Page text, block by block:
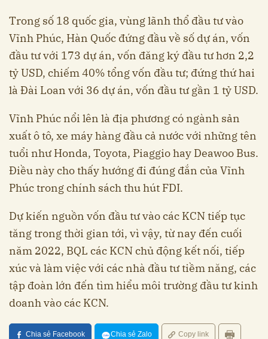
Trong số 18 quốc gia, vùng lãnh thổ đầu tư vào
Vĩnh Phúc, Hàn Quốc đứng đầu về số dự án, vốn
đầu tư với 173 dự án, vốn đăng ký đầu tư hơn 2,2
tỷ USD, chiếm 40% tổng vốn đầu tư; đứng thứ hai
là Đài Loan với 36 dự án, vốn đầu tư gần 1 tỷ USD.
Vĩnh Phúc nổi lên là địa phương có ngành sản
xuất ô tô, xe máy hàng đầu cả nước với những tên
tuổi như Honda, Toyota, Piaggio hay Deawoo Bus.
Điều này cho thấy hướng đi đúng đắn của Vĩnh
Phúc trong chính sách thu hút FDI.
Dự kiến nguồn vốn đầu tư vào các KCN tiếp tục
tăng trong thời gian tới, vì vậy, từ nay đến cuối
năm 2022, BQL các KCN chủ động kết nối, tiếp
xúc và làm việc với các nhà đầu tư tiềm năng, các
tập đoàn lớn đến tìm hiểu môi trường đầu tư kinh
doanh vào các KCN.
Chia sẻ Facebook Chia sẻ Zalo Copy link